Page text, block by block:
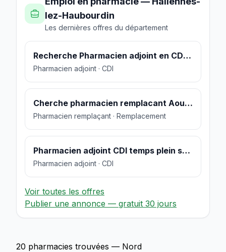
lez-Haubourdin
Les dernières offres du département
Recherche Pharmacien adjoint en CDI 35 h
Pharmacien adjoint · CDI
Cherche pharmacien remplacant Aout 2022
Pharmacien remplaçant · Remplacement
Pharmacien adjoint CDI temps plein secteur Valenciennes
Pharmacien adjoint · CDI
Voir toutes les offres
Publier une annonce — gratuit 30 jours
20 pharmacies trouvées — Nord